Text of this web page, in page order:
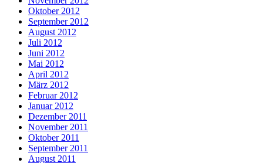
Oktober 2012
September 2012
August 2012
Juli 2012
Juni 2012
Mai 2012
April 2012
März 2012
Februar 2012
Januar 2012
Dezember 2011
November 2011
Oktober 2011
September 2011
August 2011